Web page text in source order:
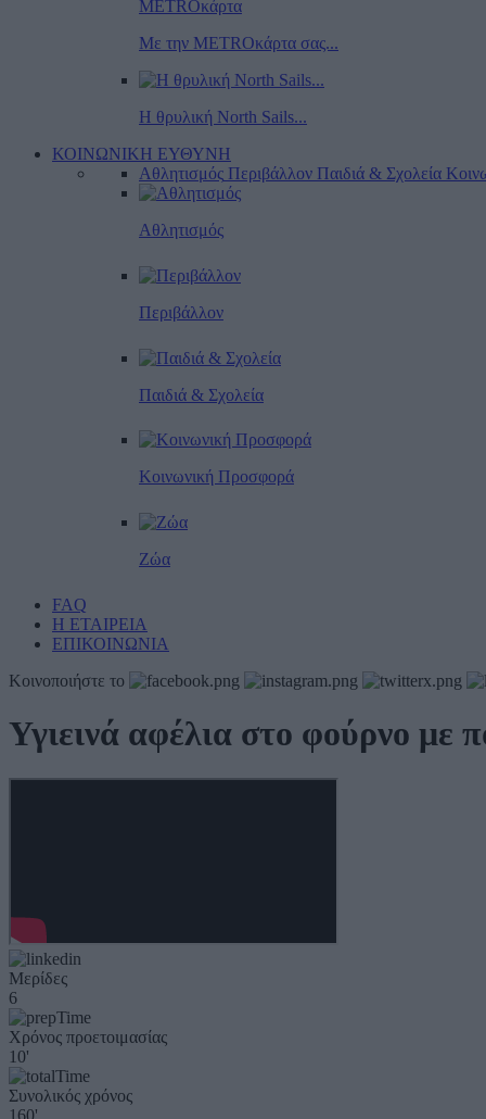
METROκάρτα
Με την METROκάρτα σας...
Η θρυλική North Sails...
ΚΟΙΝΩΝΙΚΗ ΕΥΘΥΝΗ
Αθλητισμός Περιβάλλον Παιδιά & Σχολεία
Αθλητισμός
Περιβάλλον
Παιδιά & Σχολεία
Κοινωνική Προσφορά
Ζώα
FAQ
Η ΕΤΑΙΡΕΙΑ
ΕΠΙΚΟΙΝΩΝΙΑ
Κοινοποιήστε το
Υγιεινά αφέλια στο φούρνο με
Μερίδες
6
Χρόνος προετοιμασίας
10'
Συνολικός χρόνος
160'